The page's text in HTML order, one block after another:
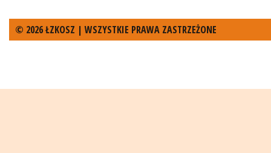
© 2026 ŁZKOSZ | WSZYSTKIE PRAWA ZASTRZEŻONE